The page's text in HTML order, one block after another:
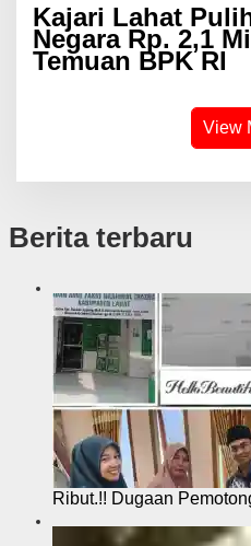
Kajari Lahat
Negara Rp. 2,1
Temuan BPK RI
View
Berita terbaru
Ribut.!! Dugaan